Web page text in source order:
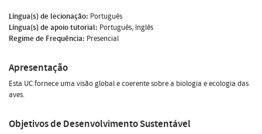
Língua(s) de lecionação: Português
Língua(s) de apoio tutorial: Português, Inglês
Regime de Frequência: Presencial
Apresentação
Esta UC fornece uma visão global e coerente sobre a biologia e ecologia das
aves.
Objetivos de Desenvolvimento Sustentável